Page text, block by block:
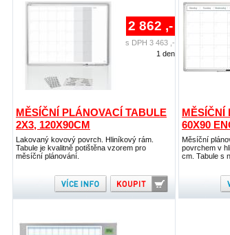
MĚSÍČNÍ PLÁNOVACÍ TABULE
2X3, 120X90CM
Lakovaný kovový povrch. Hliníkový rám.
Tabule je kvalitně potištěna vzorem pro
měsíční plánování.
2 862 ,-
s DPH 3 463 ,-
1 den
MĚSÍČNÍ
60X90
Měsíční
povrchem v
cm. Tabule s